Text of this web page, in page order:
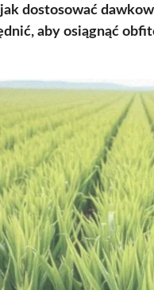
dostosować
aby osiągnąć